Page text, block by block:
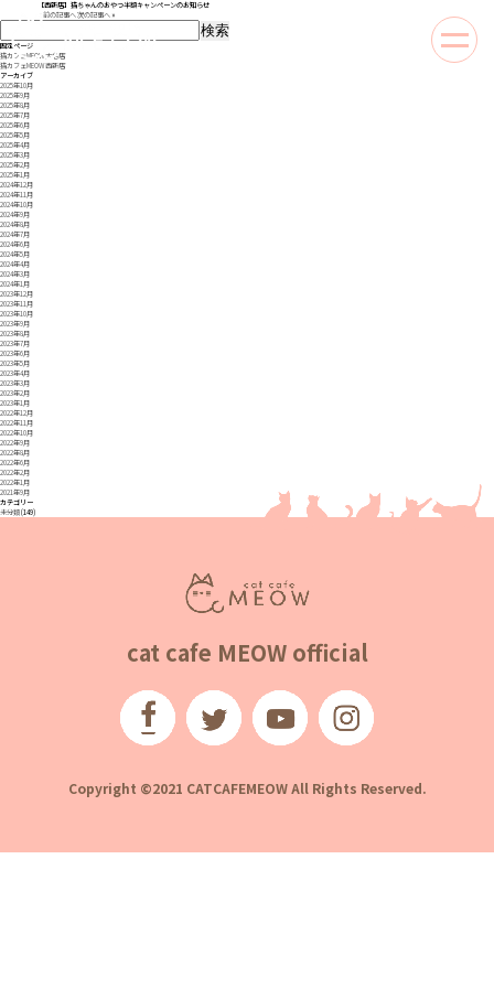
toggle
【西新店】猫ちゃんのおやつ半額キャンペーンのお知らせ
前の記事へ次の記事へ»
検
固定ページ
猫カフェMEOW 大名店
猫カフェMEOW 西新店
アーカイブ
2025年10月
2025年9月
2025年8月
2025年7月
2025年6月
2025年5月
2025年4月
2025年3月
2025年2月
2025年1月
2024年12月
2024年11月
2024年10月
2024年9月
2024年8月
2024年7月
2024年6月
2024年5月
2024年4月
2024年3月
2024年1月
2023年12月
2023年11月
2023年10月
2023年9月
2023年8月
2023年7月
2023年6月
2023年5月
2023年4月
2023年3月
2023年2月
2023年1月
2022年12月
2022年11月
2022年10月
2022年9月
2022年8月
2022年6月
2022年2月
2022年1月
2021年9月
カテゴリー
未分類(149)
cat cafe MEOW official
Copyright ©2021 CATCAFEMEOW All Rights Reserved.